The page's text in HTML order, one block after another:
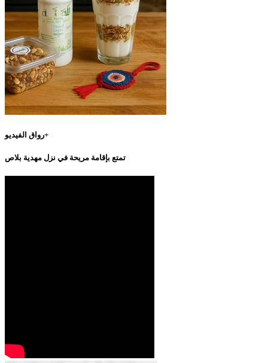
رواق الفيديو+
تمتع بإقامة مريحة في نزل مهدية بلاص